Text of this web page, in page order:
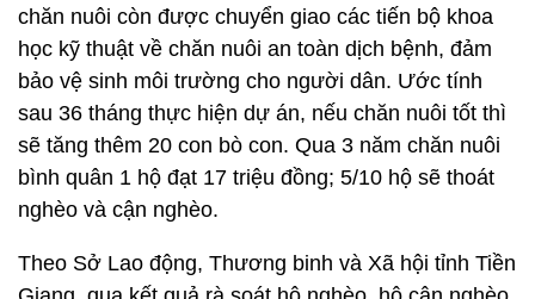
chăn nuôi còn được chuyển giao các tiến bộ khoa
học kỹ thuật về chăn nuôi an toàn dịch bệnh, đảm
bảo vệ sinh môi trường cho người dân. Ước tính
sau 36 tháng thực hiện dự án, nếu chăn nuôi tốt thì
sẽ tăng thêm 20 con bò con. Qua 3 năm chăn nuôi
bình quân 1 hộ đạt 17 triệu đồng; 5/10 hộ sẽ thoát
nghèo và cận nghèo.
Theo Sở Lao động, Thương binh và Xã hội tỉnh Tiền